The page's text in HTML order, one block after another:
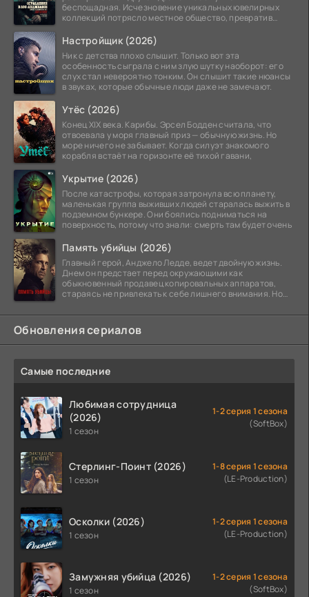
беспощадная. Исчезновение уникальных ювелирных
коллекций потрясло местное общество, превратив
Настройщик (2026)
Ник с детства плохо слышит. Только вот эта
особенность сыграла с ним злую шутку наоборот: его
слух стал невероятно тонким. Он слышит такие нюансы
в звуках, которые обычные люди даже не замечают.
Утёс (2026)
Конец XIX века. Карибы. Эрсел Бодден считала, что
отвоевала у моря главный приз — обычную жизнь. Но
море ничего не забывает. Когда силуэт знакомого
корабля встаёт на горизонте её тихой гавани,
Укрытие (2026)
После катастрофы, которая затронула всю планету,
маленькая группа выживших людей старалась выжить в
подземном бункере. Они боялись подниматься на
поверхность, потому что знали: смерть там будет очень
Память убийцы (2026)
Главный герой, Анджело Ледде, ведет двойную жизнь.
Днем он предстает перед окружающими как
обыкновенный продавец копировальных аппаратов,
стараясь не привлекать к себе лишнего внимания. Но
Обновления сериалов
Самые последние
Любимая сотрудница
(2026)
1 сезон
1-2 серия 1 сезона
(SoftBox)
Стерлинг-Поинт (2026)
1 сезон
1-8 серия 1 сезона
(LE-Production)
Осколки (2026)
1 сезон
1-2 серия 1 сезона
(LE-Production)
Замужняя убийца (2026)
1 сезон
1-2 серия 1 сезона
(SoftBox)